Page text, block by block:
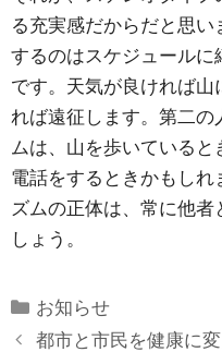
る充実感だからだと思
するのはスケジュールに
です。天気が良ければ
れば遠征します。第二
ムは、山を歩いている
電話をするときかもし
ズムの正体は、常に他
しょう。
Categories
お知らせ
都市と市民を健康に